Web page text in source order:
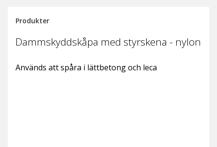
Produkter
Dammskyddskåpa med styrskena - nylon
Används att spåra i lättbetong och leca